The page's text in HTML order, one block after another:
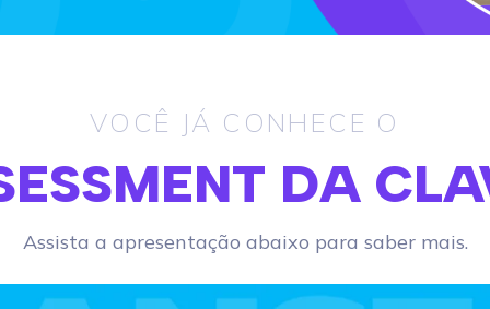
VOCÊ JÁ CONHECE O
DA
Assista a apresentação abaixo para saber mais.